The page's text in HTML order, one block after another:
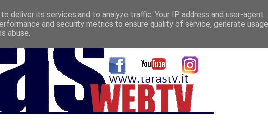
deliver its services and to analyze traffic. Your IP address and user-agent
and security metrics to ensure quality of service, generate usage
abuse.